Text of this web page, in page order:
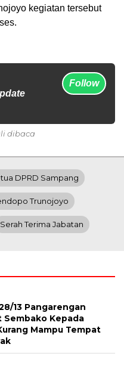
kegiatan tersebut
Follow
dibaca
DPRD Sampang
Trunojoyo
Serah Terima Jabatan
13 Pangarengan
Sembako Kepada
Mampu Tempat